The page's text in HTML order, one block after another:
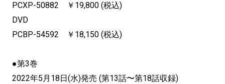
PCXP-50882 ￥19,800 (税込)
DVD
PCBP-54592 ￥18,150 (税込)
●第3巻
2022年5月18日(水)発売 (第13話〜第18話収録)